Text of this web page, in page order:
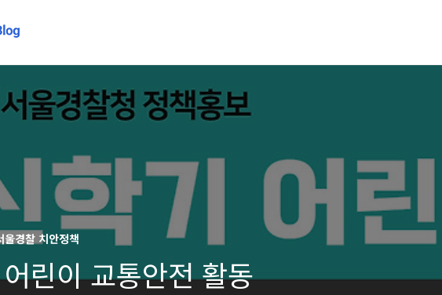
경찰 치안정책
린이 교통안전 활동